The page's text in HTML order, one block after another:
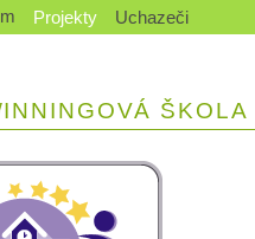
Projekty Uchazeči
ŠKOLA